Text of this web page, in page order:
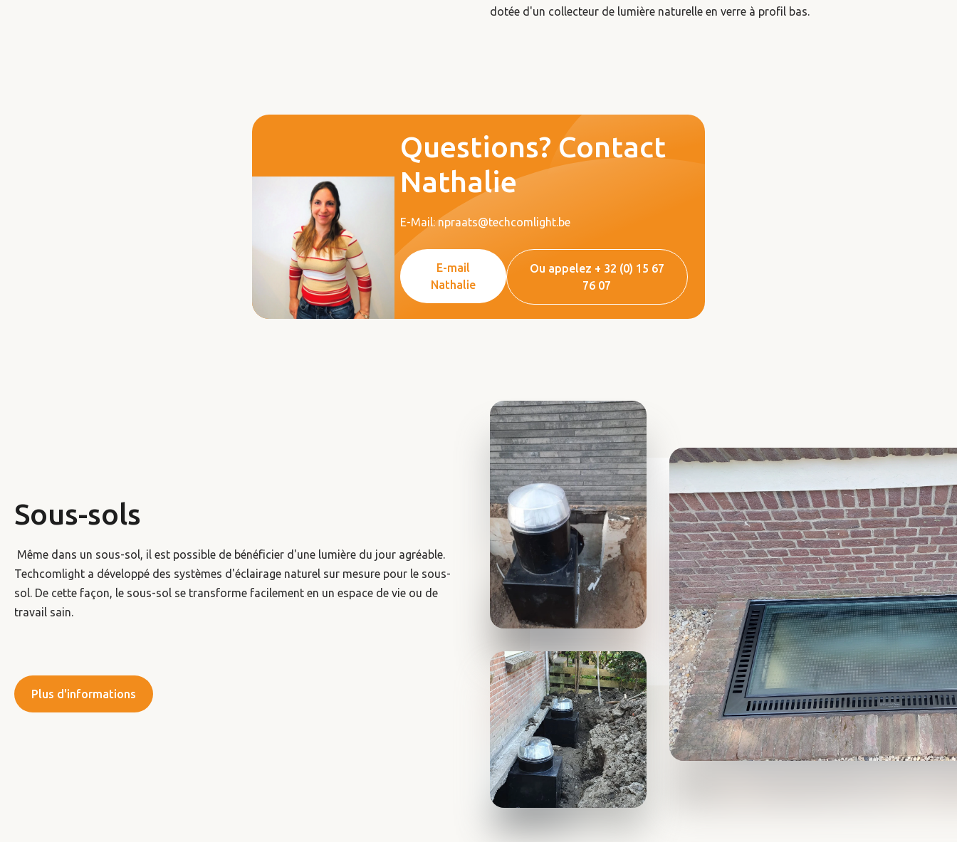
dotée d'un collecteur de lumière naturelle en verre à profil bas.
Questions? Contact
Nathalie
E-Mail: npraats@techcomlight.be
E-mail
Nathalie
Ou appelez + 32 (0) 15 67
76 07
Sous-sols
Même dans un sous-sol, il est possible de bénéficier d'une lumière du jour agréable.
Techcomlight a développé des systèmes d'éclairage naturel sur mesure pour le sous-
sol. De cette façon, le sous-sol se transforme facilement en un espace de vie ou de
travail sain.
Plus d'informations